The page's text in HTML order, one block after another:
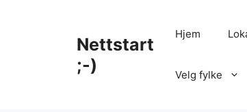
Nettstart
;-)
Hjem
Velg fylke